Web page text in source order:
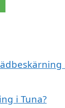
i Tuna?